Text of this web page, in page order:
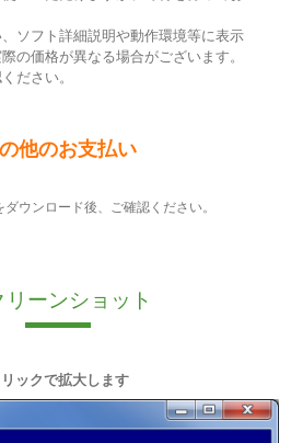
ソフト詳細説明や動作環境等に表示
の価格が異なる場合がございます。
ださい。
他のお支払い
ウンロード後、ご確認ください。
リーンショット
ックで拡大します